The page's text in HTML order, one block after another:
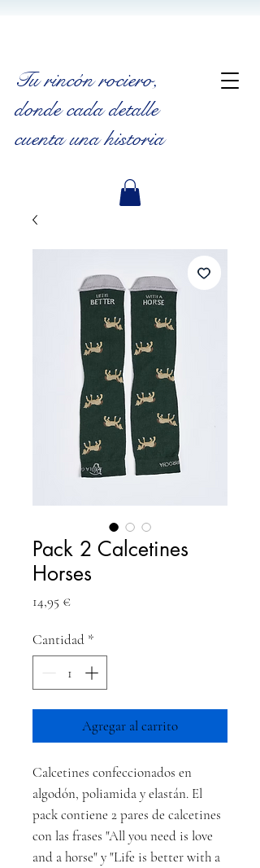
Tu rincón rociero,
donde cada detalle
cuenta una historia
Pack 2 Calcetines
Horses
14,95 €Precio
Cantidad *
Agregar al carrito
Calcetines confeccionados en
algodón, poliamida y elastán. El
pack contiene 2 pares de calcetines
con las frases "All you need is love
and a horse" y "Life is better with a